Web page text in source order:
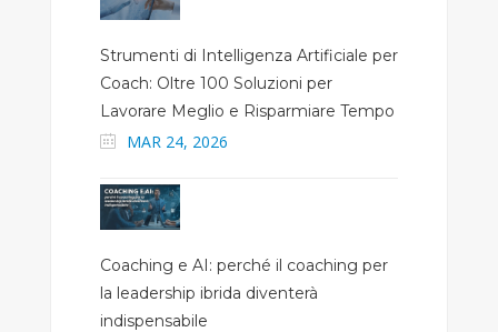
Strumenti di Intelligenza Artificiale per
Coach: Oltre 100 Soluzioni per
Lavorare Meglio e Risparmiare Tempo
MAR 24, 2026
Coaching e AI: perché il coaching per
la leadership ibrida diventerà
indispensabile